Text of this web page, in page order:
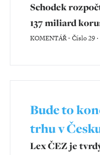
Schodek
137 miliard
KOMENTÁŘ-Číslo 29
Bude to
trhu v
Lex ČEZ je